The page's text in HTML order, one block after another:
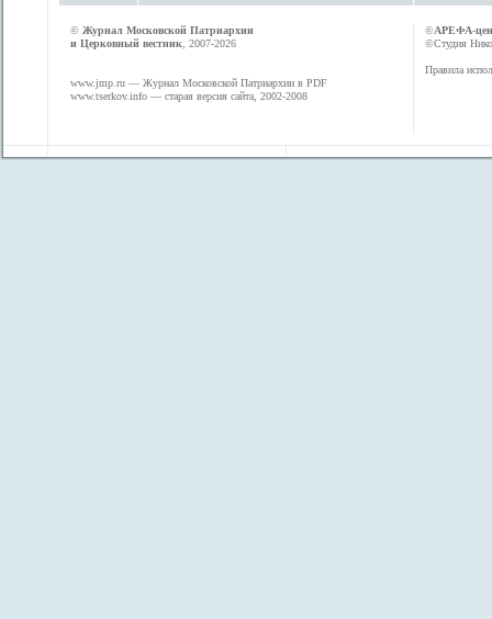
© Журнал Московской Патриархии
и Церковный вестник , 2007-2026
www.jmp.ru — Журнал Московской Патриархии в PDF
www.tserkov.info — старая версия сайта, 2002-2008
©АРЕФА-
©Студия
Правила